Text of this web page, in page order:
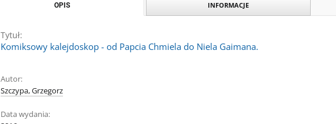
OPIS INFORMACJE
Tytuł:
Komiksowy kalejdoskop - od Papcia Chmiela do Niela Gaimana.
Autor:
Szczypa, Grzegorz
Data wydania: